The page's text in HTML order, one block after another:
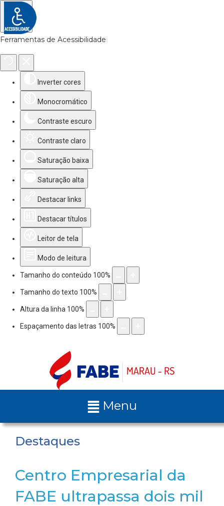
Ferramentas de Acessibilidade
Inverter cores
Monocromático
Contraste escuro
Contraste claro
Saturação baixa
Saturação alta
Destacar links
Destacar títulos
Leitor de tela
Modo de leitura
Tamanho do conteúdo 100%
Tamanho do texto 100%
Altura da linha 100%
Espaçamento das letras 100%
Menu
Destaques
Centro Empresarial da
FABE ultrapassa dois mil